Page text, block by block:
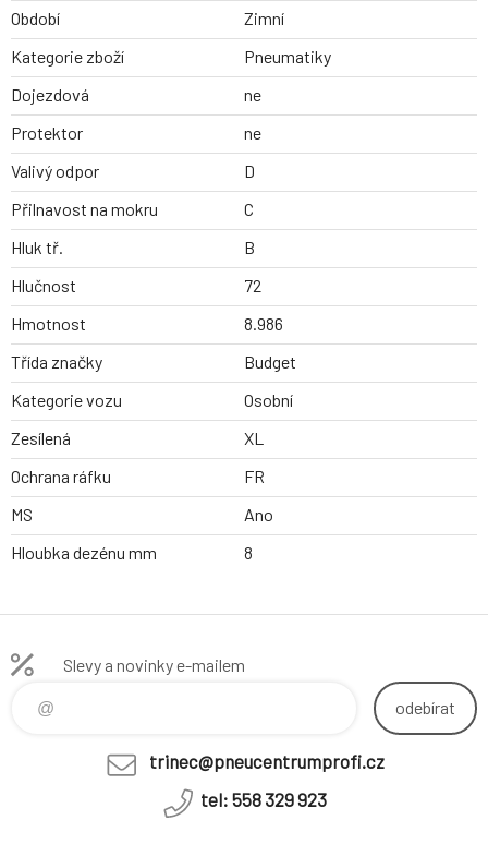
Období
Zimní
Kategorie zboží
Pneumatiky
Dojezdová
ne
Protektor
ne
Valivý odpor
D
Přilnavost na mokru
C
Hluk tř.
B
Hlučnost
72
Hmotnost
8.986
Třída značky
Budget
Kategorie vozu
Osobní
Zesílená
XL
Ochrana ráfku
FR
MS
Ano
Hloubka dezénu mm
8
Slevy a novinky e-mailem
odebírat
trinec@pneucentrumprofi.cz
tel: 558 329 923